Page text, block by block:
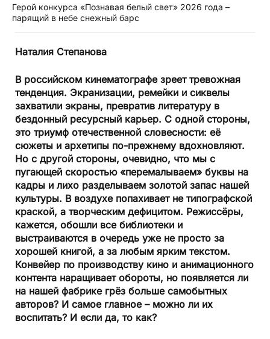
Герой конкурса «Познавая белый свет» 2026 года –
парящий в небе снежный барс
Наталия Степанова
В российском кинематографе зреет тревожная
тенденция. Экранизации, ремейки и сиквелы
захватили экраны, превратив литературу в
бездонный ресурсный карьер. С одной стороны,
это триумф отечественной словесности: её
сюжеты и архетипы по-прежнему вдохновляют.
Но с другой стороны, очевидно, что мы с
пугающей скоростью «перемалываем» буквы на
кадры и лихо разделываем золотой запас нашей
культуры. В воздухе попахивает не типографской
краской, а творческим дефицитом. Режиссёры,
кажется, обошли все библиотеки и
выстраиваются в очередь уже не просто за
хорошей книгой, а за любым ярким текстом.
Конвейер по производству кино и анимационного
контента наращивает обороты, но появляется ли
на нашей фабрике грёз больше самобытных
авторов? И самое главное – можно ли их
воспитать? И если да, то как?